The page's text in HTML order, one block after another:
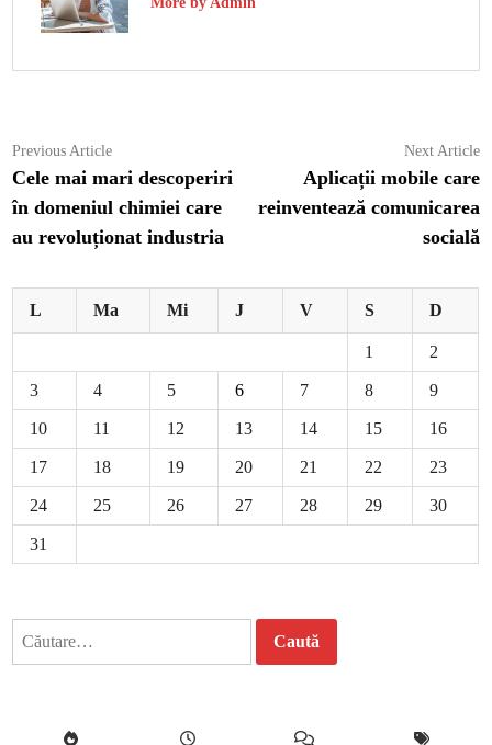
Navigare
în
articole
Previous ArticlePrevious
article:
Cele mai mari descoperiri
în domeniul chimiei care
au revoluționat industria
Next Article
Aplicații mobile care
reinventează comunicarea
socială
L Ma Mi J V S D
1 2
3 4 5 6 7 8 9
10 11 12 13 14 15 16
17 18 19 20 21 22 23
24 25 26 27 28 29 30
31